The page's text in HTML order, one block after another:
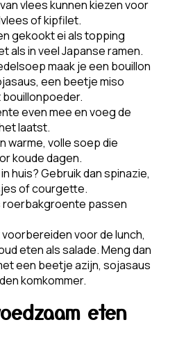
vlees kunnen kiezen voor
of kipfilet.
gekookt ei als topping
als in veel Japanse ramen.
maak je een bouillon
een beetje miso
even mee en voeg de
laatst.
warme, volle soep die
koude dagen.
huis? Gebruik dan spinazie,
of courgette.
passen
voor de lunch,
eten als salade. Meng dan
een beetje azijn, sojasaus
komkommer.
eten